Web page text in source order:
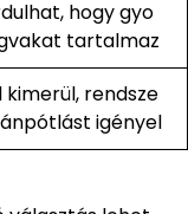
hogy gyo
tartalmaz
kimerül, rendsze
igényel